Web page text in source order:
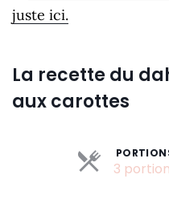
juste ici.
La recette du
aux carottes
3